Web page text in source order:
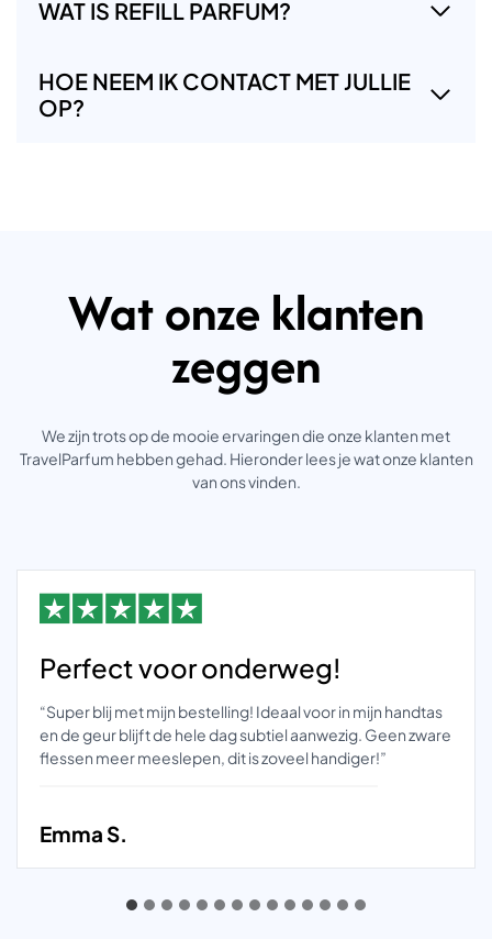
WAT IS REFILL PARFUM?
HOE NEEM IK CONTACT MET JULLIE
OP?
Wat onze klanten
zeggen
We zijn trots op de mooie ervaringen die onze klanten met
TravelParfum hebben gehad. Hieronder lees je wat onze klanten
van ons vinden.
Perfect voor onderweg!
“Super blij met mijn bestelling! Ideaal voor in mijn handtas
en de geur blijft de hele dag subtiel aanwezig. Geen zware
flessen meer meeslepen, dit is zoveel handiger!”
Emma S.